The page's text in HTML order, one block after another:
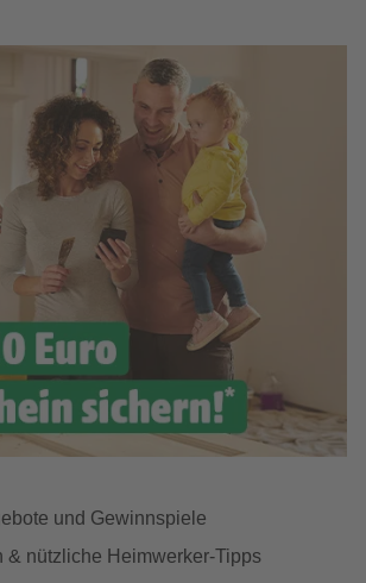
und Gewinnspiele
& nützliche Heimwerker-Tipps